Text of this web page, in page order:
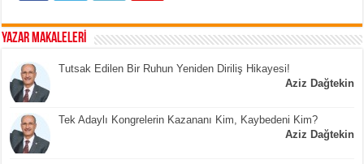
YAZAR MAKALELERİ
Tutsak Edilen Bir Ruhun Yeniden Diriliş Hikayesi!
Aziz Dağtekin
Tek Adaylı Kongrelerin Kazananı Kim, Kaybedeni Kim?
Aziz Dağtekin